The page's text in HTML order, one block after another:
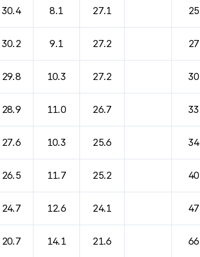
30.4 8.1 27.1 25
30.2 9.1 27.2 27
29.8 10.3 27.2 30
28.9 11.0 26.7 33
27.6 10.3 25.6 34
26.5 11.7 25.2 40
24.7 12.6 24.1 47
20.7 14.1 21.6 66